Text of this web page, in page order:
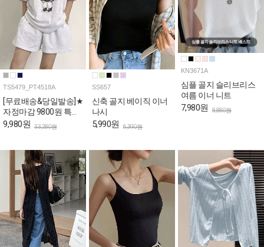
TS5479_PT4518A
[무료배송&당일발송]★
자정마감 9800원 특가
★캐주얼 베어 박시 티
셔츠+숏팬츠 2SET
9,980원 33,280원
SS657
신축 골지 베이직 이너
나시
5,990원 6,390원
KN3671A
심플 골지 슬리브리스
여름 이너 니트
7,980원 8,880원